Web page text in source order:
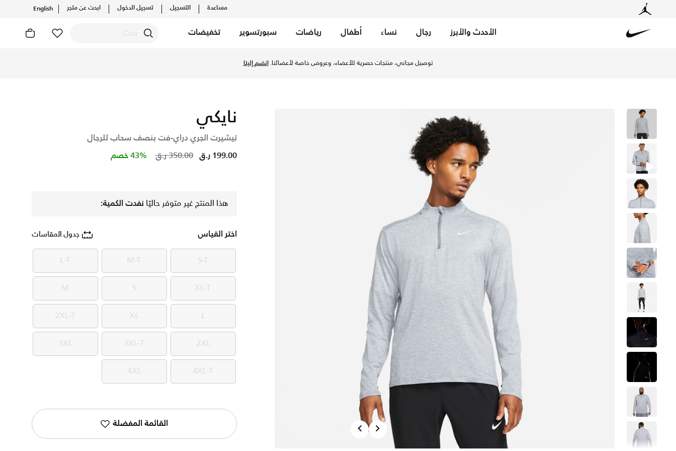
مساعدة التسجيل تسجيل الدخول ابحث عن متجر English
الأحدث والأبرز رجال نساء أطفال رياضات سبورتسوير تخفيضات
توصيل مجاني، منتجات حصرية للأعضاء، وعروض خاصة لأعضائنا.انضم إلينا
Next
نايكي
تيشيرت الجري دراي-فت بنصف سحاب للرجال
Price reduced from
350.00 ر.ق to 199.00 ر.ق 43% خصم
هذا المنتج غير متوفر حاليًا نفدت الكمية:
اختر القياس جدول المقاسات
S-T
S-T
M-T
M-T
L-T
L-T
XL-T
XL-T
S
S
M
M
L
L
XL
XL
2XL-T
2XL-T
2XL
2XL
3XL-T
3XL-T
3XL
3XL
4XL-T
4XL-T
4XL
4XL
القائمة المفضلة